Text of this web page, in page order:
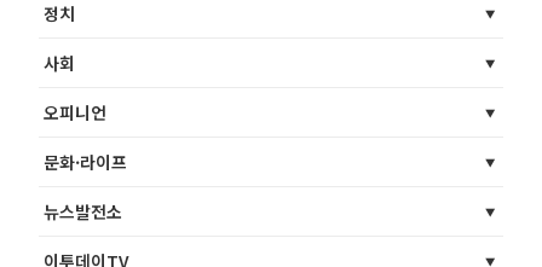
정치
사회
오피니언
문화·라이프
뉴스발전소
이투데이TV